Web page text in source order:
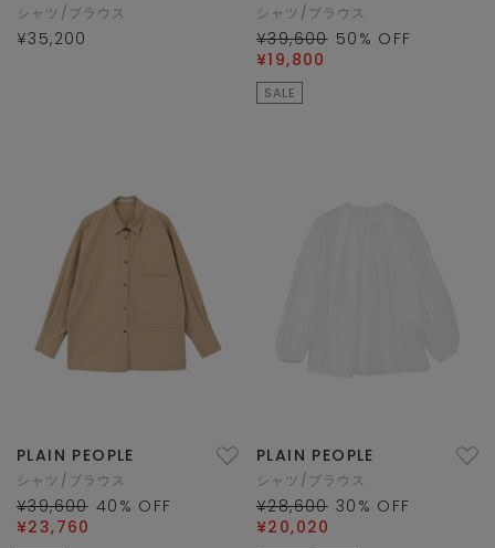
シャツ/ブラウス
¥35,200
シャツ/ブラウス
¥39,600 50 % OFF
¥19,800
SALE
PLAIN PEOPLE
シャツ/ブラウス
¥39,600 40 % OFF
¥23,760
PLAIN PEOPLE
シャツ/ブラウス
¥28,600 30 % OFF
¥20,020